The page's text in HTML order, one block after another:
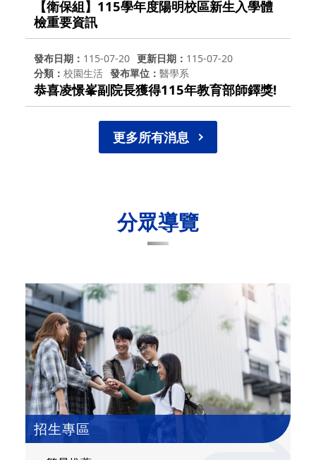
【衛保組】115學年度陽明校區新生入學體
檢重要資訊
發布日期 115-07-20 更新日期
115-07-20
分類
校園生活 發布單位 醫學系
恭喜凌憬峯副院長獲得115年教育部師鐸獎!
更多所有消息
分眾導覽
招生專區